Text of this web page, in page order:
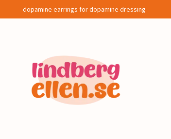
dopamine earrings for dopamine dressing